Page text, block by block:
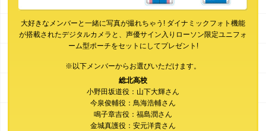
大好きなメンバーと一緒に写真が撮れちゃう! ダイナミックフォト機能
が搭載されたデジタルカメラと、声優サイン入りローソン限定ユニフォ
ーム型ポーチをセットにしてプレゼント!
※以下メンバーからお選びいただけます。
総北高校
小野田坂道役：山下大輝さん
今泉俊輔役：鳥海浩輔さん
鳴子章吉役：福島潤さん
金城真護役：安元洋貴さん